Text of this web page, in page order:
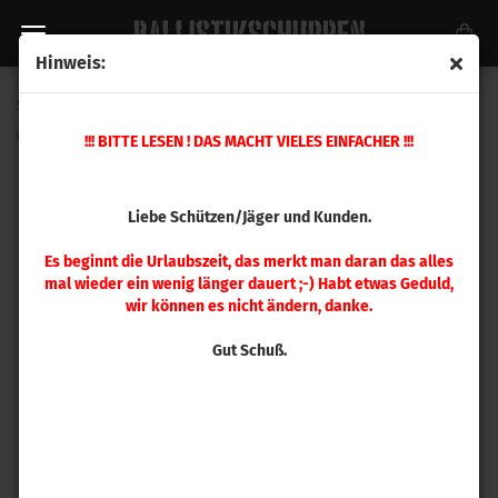
Hinweis:
!!! BITTE LESEN ! DAS MACHT VIELES EINFACHER !!!
Liebe Schützen/Jäger und Kunden.
Es beginnt die Urlaubszeit, das merkt man daran das alles
mal wieder ein wenig länger dauert ;-) Habt etwas Geduld,
wir können es nicht ändern, danke.
Gut Schuß.
Sierra .270 Tipped GameKing 175gr 100 Stück
4475)